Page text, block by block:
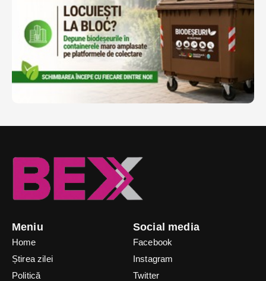
Meniu
Home
Știrea zilei
Politică
Social media
Facebook
Instagram
Twitter